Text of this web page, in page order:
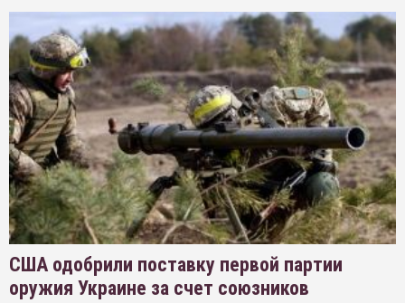
США одобрили поставку первой партии
оружия Украине за счет союзников